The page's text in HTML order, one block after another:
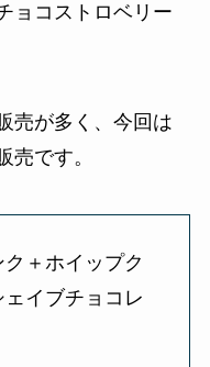
ョコストロベリー
売が多く、今回は
売です。
＋ホイップク
イブチョコレ